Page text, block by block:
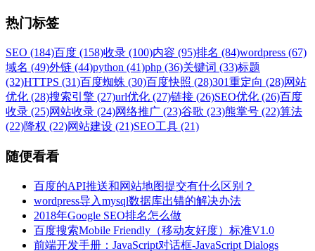
热门标签
SEO (184)百度 (158)收录 (100)内容 (95)排名 (84)wordpress (67)
域名 (49)外链 (44)python (41)php (36)关键词 (33)标题
(32)HTTPS (31)百度蜘蛛 (30)百度快照 (28)301重定向 (28)网站
优化 (28)搜索引擎 (27)url优化 (27)链接 (26)SEO优化 (26)百度
收录 (25)网站收录 (24)网络推广 (23)谷歌 (23)熊掌号 (22)算法
(22)降权 (22)网站建设 (21)SEO工具 (21)
随便看看
百度的API推送和网站地图提交有什么区别？
wordpress导入mysql数据库出错的解决办法
2018年Google SEO排名怎么做
百度搜索Mobile Friendly（移动友好度）标准V1.0
前端开发手册：JavaScript对话框-JavaScript Dialogs